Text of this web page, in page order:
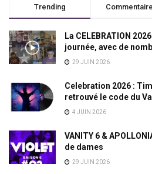
Trending
La CELEBRATION
journée, avec de
29 JUIN 2026
Celebration 2026 :
retrouvé le code du
4 JUIN 2026
VANITY 6 &
de dames
29 JUIN 2026